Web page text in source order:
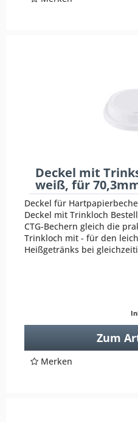
Deckel mit
weiß, für
Deckel für
Deckel mit Trinkloch
CTG-Bechern gleich die
Trinkloch mit - für den
Heißgetränks bei
Zum
Merken